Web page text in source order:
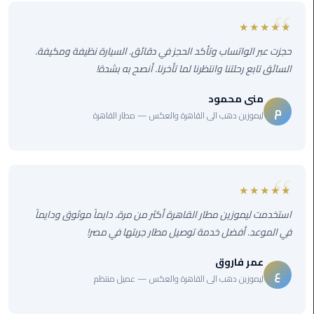
المنصورة
ليموزين
كفر
ليموزين
ليموزين
السويس
ليموزين
السخنة
★★★★★
حجزت عبر الواتساب وتأكد الحجز في دقائق. السيارة نظيفة ومكيفة.
السائق تابع رحلتنا وانتظرنا لما تأخرنا. أنصح به بشدة!
م
منى محمود
ليموزين دهب الى القاهرة والعكس — مطار القاهرة
★★★★★
استخدمت ليموزين مطار القاهرة أكثر من مرة. دايماً موثوق ودايماً
في الموعد. أفضل خدمة توصيل مطار جربتها في مصر!
ع
عمر فاروق
ليموزين دهب الى القاهرة والعكس — عميل منتظم